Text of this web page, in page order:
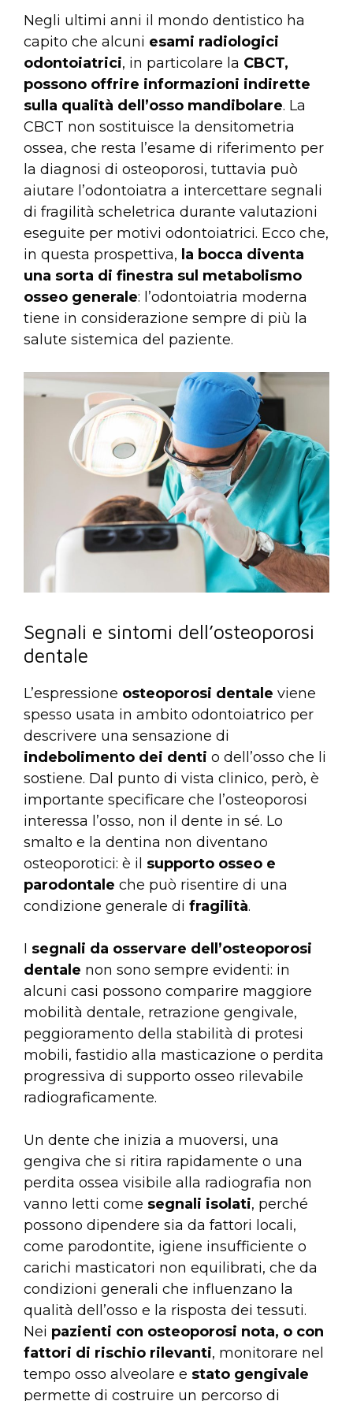
Negli ultimi anni il mondo dentistico ha
capito che alcuni esami radiologici
odontoiatrici, in particolare la CBCT,
possono offrire informazioni indirette
sulla qualità dell’osso mandibolare. La
CBCT non sostituisce la densitometria
ossea, che resta l’esame di riferimento per
la diagnosi di osteoporosi, tuttavia può
aiutare l’odontoiatra a intercettare segnali
di fragilità scheletrica durante valutazioni
eseguite per motivi odontoiatrici. Ecco che,
in questa prospettiva, la bocca diventa
una sorta di finestra sul metabolismo
osseo generale: l’odontoiatria moderna
tiene in considerazione sempre di più la
salute sistemica del paziente.
Segnali e sintomi dell’osteoporosi
dentale
L’espressione osteoporosi dentale viene
spesso usata in ambito odontoiatrico per
descrivere una sensazione di
indebolimento dei denti o dell’osso che li
sostiene. Dal punto di vista clinico, però, è
importante specificare che l’osteoporosi
interessa l’osso, non il dente in sé. Lo
smalto e la dentina non diventano
osteoporotici: è il supporto osseo e
parodontale che può risentire di una
condizione generale di fragilità.
I segnali da osservare dell’osteoporosi
dentale non sono sempre evidenti: in
alcuni casi possono comparire maggiore
mobilità dentale, retrazione gengivale,
peggioramento della stabilità di protesi
mobili, fastidio alla masticazione o perdita
progressiva di supporto osseo rilevabile
radiograficamente.
Un dente che inizia a muoversi, una
gengiva che si ritira rapidamente o una
perdita ossea visibile alla radiografia non
vanno letti come segnali isolati, perché
possono dipendere sia da fattori locali,
come parodontite, igiene insufficiente o
carichi masticatori non equilibrati, che da
condizioni generali che influenzano la
qualità dell’osso e la risposta dei tessuti.
Nei pazienti con osteoporosi nota, o con
fattori di rischio rilevanti, monitorare nel
tempo osso alveolare e stato gengivale
permette di costruire un percorso di